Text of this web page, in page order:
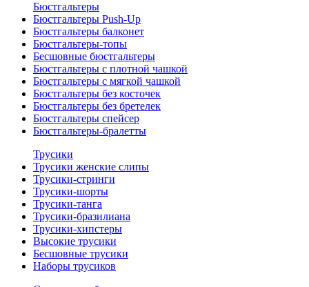
Бюстгальтеры
Бюстгальтеры Push-Up
Бюстгальтеры балконет
Бюстгальтеры-топы
Бесшовные бюстгальтеры
Бюстгальтеры с плотной чашкой
Бюстгальтеры с мягкой чашкой
Бюстгальтеры без косточек
Бюстгальтеры без бретелек
Бюстгальтеры спейсер
Бюстгальтеры-бралетты
Трусики
Трусики женские слипы
Трусики-стринги
Трусики-шорты
Трусики-танга
Трусики-бразилиана
Трусики-хипстеры
Высокие трусики
Бесшовные трусики
Наборы трусиков